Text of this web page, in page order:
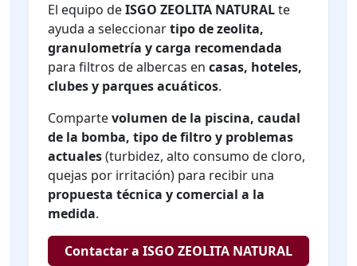
El equipo deISGO ZEOLITA NATURALte
ayuda a seleccionartipo de zeolita,
granulometría y carga recomendada
para filtros de albercas en casas, hoteles,
clubes y parques acuáticos.
Compartevolumen de la piscina, caudal
de la bomba, tipo de filtro y problemas
actuales(turbidez, alto consumo de cloro,
quejas por irritación) para recibir una
propuesta técnica y comercial a la
medida.
Contactar a ISGO ZEOLITA NATURAL